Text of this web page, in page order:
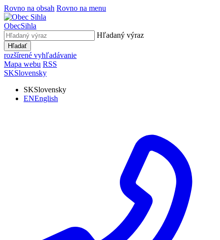
Rovno na obsah Rovno na menu
ObecSihla
Hľadaný výraz
Hľadať
rozšírené vyhľadávanie
Mapa webu RSS
SKSlovensky
SKSlovensky
ENEnglish